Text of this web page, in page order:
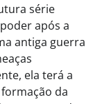
série
após a
antiga guerra
ela terá a
da